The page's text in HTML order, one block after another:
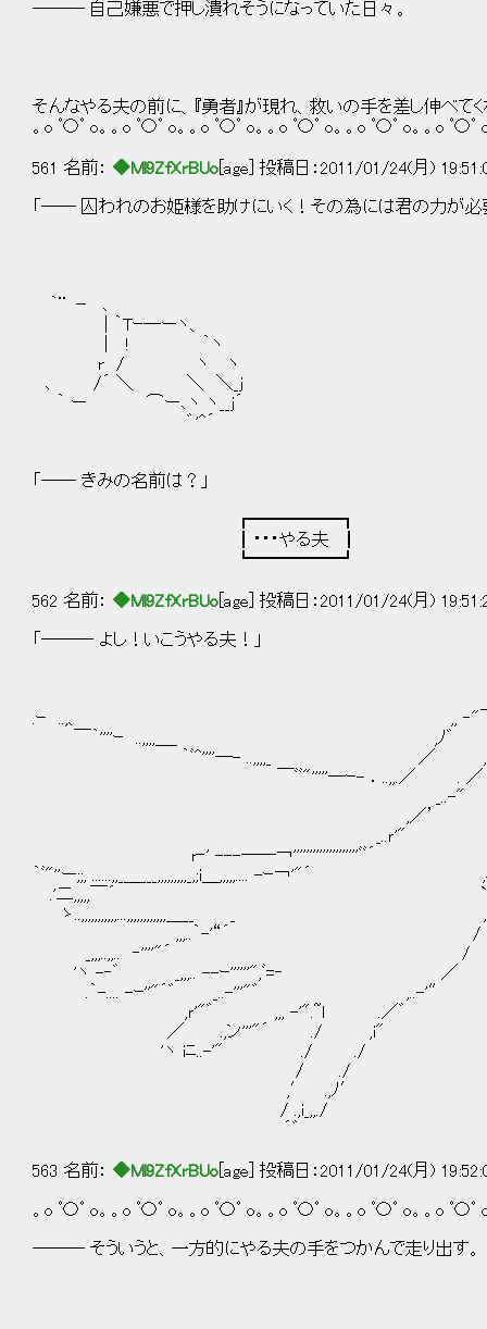
――― 自己嫌悪で押し潰れそうになっていた日々。
そんなやる夫の前に、『勇者』が現れ、救いの手を差し伸べて
。o ﾟ〇ﾟ o。。o ﾟ〇ﾟ o。。o ﾟ〇ﾟ o。。o ﾟ〇ﾟ o。。o ﾟ〇ﾟ o。。o ﾟ〇ﾟ
561 名前： ◆Ml9ZfXrBUo [age] 投稿日：2011/01/24(月)
「―― 囚われのお姫様を助けにいく！その為には君の力が必
｀¨ － ､
| ｀Tｰ―ーヽ、
| ! ｀ヽ
r / ヽ ヽ
､ /´ ＼ ＼ ＼_j
｀ ー ⌒ー､ヽ ヽ__j´
゛'^´
「―― きみの名前は？」
┏━━━━━┓
┃・・・やる夫 ┃
┗━━━━━┛
562 名前： ◆Ml9ZfXrBUo [age] 投稿日：2011/01/24(月)
「――― よし！いこうやる夫！」
.ｰ ..,、 ,, ‐"￣´
￣｀''''ｰ ..,,,,＿_ ,ﾉ゛ ､.
｀ﾞ^''''―- ..,,,,_ ／ ,i‐''"´
￣ﾞﾞ"'''''―ｰ- ．..,,.／ . ／
_..-" ,iｌ
,／’ __,,,,,ラ
_..ｒ'" ＿_iﾆー
r‐' ---――￢''''''''''''''''''''ﾞﾞ´ __i┴
｀ﾞ"''ー;;, ......,,_＿___,,,,,,,,,_,;i＿,,,,,.... -ｰ￢'"´ ,ｨゝ
.'二,,,,,￣´ `'～.､
ゝ..,,,,,,,,,,,...,,,,,,,,,,,,＿__ _ ,
,,,..｀-'“´ /
_,,,..,,.. ‐''''"´ /
'ヽ -‐゛ _,,,.. --ｰ''''''",ﾞ=‐ ／
.｀-.... -ｰ''"´゛ _..-'''"゛ ,..-'″
,ｒ'"゛ ,,, -'".~l .／゛
／ .,ン'''"´ ./ ,i"
'ヽ iﾆ..-'" ./ ./
/ ./
,′ .,ﾉ′
/ .,i_,,./
563 名前： ◆Ml9ZfXrBUo [age] 投稿日：2011/01/24(月)
。o ﾟ〇ﾟ o。。o ﾟ〇ﾟ o。。o ﾟ〇ﾟ o。。o ﾟ〇ﾟ o。。o ﾟ〇ﾟ o。。o ﾟ〇ﾟ
――― そういうと、一方的にやる夫の手をつかんで走り出す。